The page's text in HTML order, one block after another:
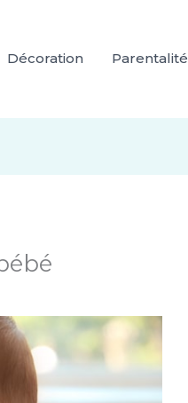
Décoration Parentalité